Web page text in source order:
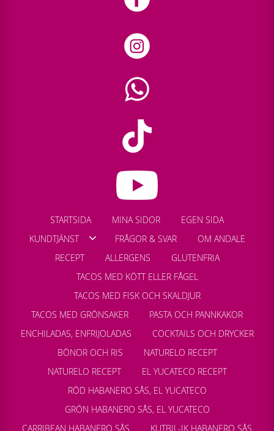
STARTSIDA MINA SIDOR
EGEN SIDA
KUNDTJÄNST
FRÅGOR & SVAR
OM ANDALE
RECEPT
ALLERGENS
GLUTENFRIA
TACOS MED KÖTT ELLER FÅGEL
TACOS MED FISK OCH SKALDJUR
TACOS MED GRÖNSAKER
PASTA OCH PANNKAKOR
ENCHILADAS, ENFRIJOLADAS
COCKTAILS OCH DRYCKER
BÖNOR OCH RIS
NATURELO RECEPT
NATURELO RECEPT
EL YUCATECO RECEPT
RÖD HABANERO SÅS, EL YUCATECO
GRÖN HABANERO SÅS, EL YUCATECO
CARRIBEAN HABANERO SÅS
KUTBIL-IK HABANERO SÅS